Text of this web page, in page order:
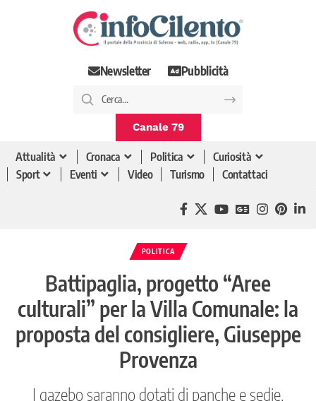
Newsletter Pubblicità
Canale 79
Attualità Cronaca Politica
Curiosità
Sport
Eventi Video Turismo Contattaci
POLITICA
Battipaglia, progetto “Aree
culturali” per la Villa Comunale: la
proposta del consigliere, Giuseppe
Provenza
I gazebo saranno dotati di panche e sedie,